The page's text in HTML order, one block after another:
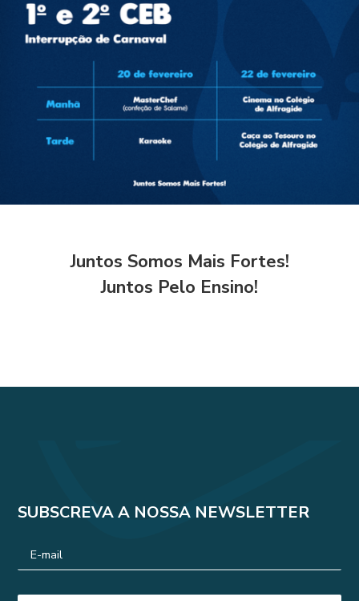
Juntos Somos Mais Fortes!
Juntos Pelo Ensino!
SUBSCREVA A NOSSA NEWSLETTER